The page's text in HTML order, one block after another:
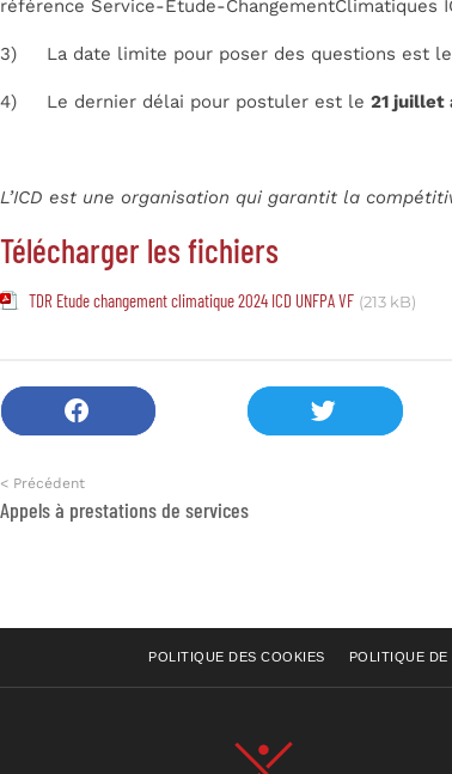
référence Service-Etude-ChangementClimatiques
3) La date limite pour poser des questions est le
4) Le dernier délai pour postuler est le 21 juillet
L’ICD est une organisation qui garantit la
Télécharger les fichiers
TDR Etude changement climatique 2024 ICD UNFPA VF (213 kB)
< Précédent
Appels à prestations de services
POLITIQUE DES COOKIES POLITIQUE